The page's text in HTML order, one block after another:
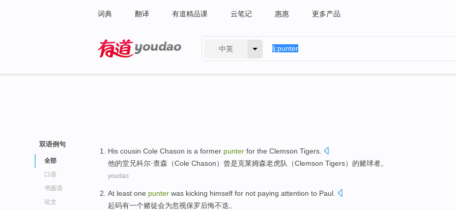
词典 翻译 有道精品课 云笔记 惠惠 更多产品
中英
双语例句
全部
口语
书面语
论文
His cousin Cole Chason is a former punter for the Clemson Tigers
他的堂兄科尔·查森（Cole Chason）曾是克莱姆森老虎队（Clemson Tigers）的赌球者。
youdao
At least one punter was kicking himself for not paying attention to Paul
起码有一个赌徒会为忽视保罗后悔不迭。